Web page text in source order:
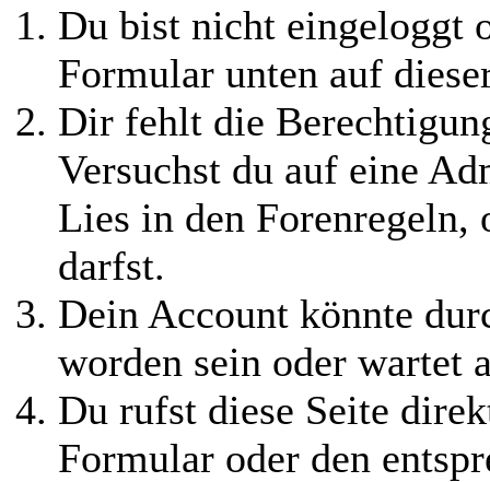
Du bist nicht eingeloggt
Formular unten auf
Dir fehlt die
Versuchst du auf eine
Lies in den Forenregeln,
darfst.
Dein Account könnte
worden sein oder wartet
Du rufst diese Seite
Formular oder den